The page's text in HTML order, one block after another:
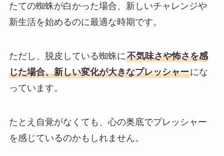
たての蜘蛛が白かった場合、新しいチャレンジや
新生活を始めるのに最適な時期です。
ただし、脱皮している蜘蛛に不気味さや怖さを感
じた場合、新しい変化が大きなプレッシャーにな
っています。
たとえ自覚がなくても、心の奥底でプレッシャー
を感じているのかもしれません。